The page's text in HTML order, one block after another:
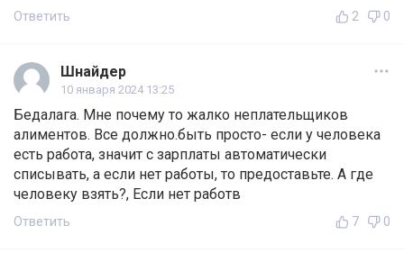
Ответить 2 0
Шнайдер
10 января 2024 13:25
Бедалага. Мне почему то жалко неплательщиков
алиментов. Все должно.быть просто- если у человека
есть работа, значит с зарплаты автоматически
списывать, а если нет работы, то предоставьте. А где
человеку взять?, Если нет работв
Ответить 7 0